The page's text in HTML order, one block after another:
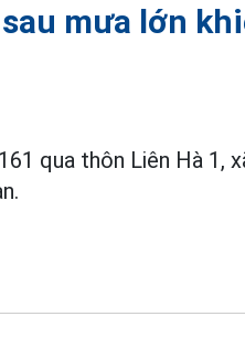
mưa lớn
qua thôn Liên Hà 1,